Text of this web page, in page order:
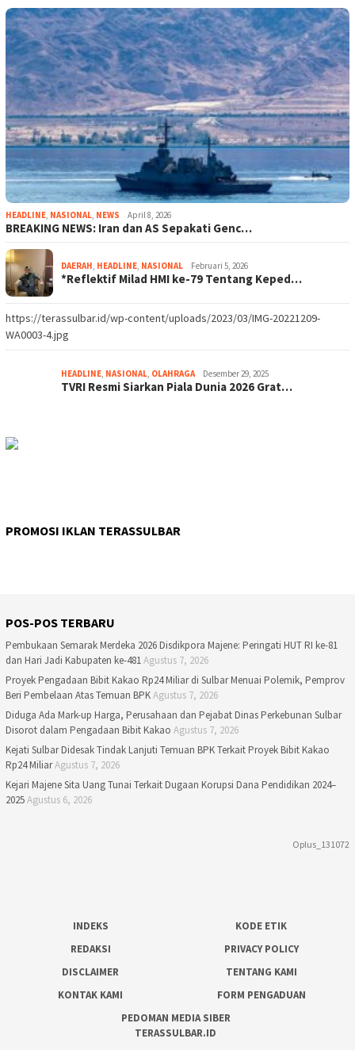
HEADLINE, NASIONAL, NEWS April 8, 2026
BREAKING NEWS: Iran dan AS Sepakati Genc…
DAERAH, HEADLINE, NASIONAL Februari 5, 2026
*Reflektif Milad HMI ke-79 Tentang Keped…
https://terassulbar.id/wp-content/uploads/2023/03/IMG-20221209-
WA0003-4.jpg
HEADLINE, NASIONAL, OLAHRAGA Desember 29, 2025
TVRI Resmi Siarkan Piala Dunia 2026 Grat…
PROMOSI IKLAN TERASSULBAR
POS-POS TERBARU
Pembukaan Semarak Merdeka 2026 Disdikpora Majene: Peringati HUT RI ke-81
dan Hari Jadi Kabupaten ke-481Agustus 7, 2026
Proyek Pengadaan Bibit Kakao Rp24 Miliar di Sulbar Menuai Polemik, Pemprov
Beri Pembelaan Atas Temuan BPKAgustus 7, 2026
Diduga Ada Mark-up Harga, Perusahaan dan Pejabat Dinas Perkebunan Sulbar
Disorot dalam Pengadaan Bibit Kakao Agustus 7, 2026
Kejati Sulbar Didesak Tindak Lanjuti Temuan BPK Terkait Proyek Bibit Kakao
Rp24 MiliarAgustus 7, 2026
Kejari Majene Sita Uang Tunai Terkait Dugaan Korupsi Dana Pendidikan 2024–
2025Agustus 6, 2026
Oplus_131072
INDEKS
KODE ETIK
REDAKSI
PRIVACY POLICY
DISCLAIMER
TENTANG KAMI
KONTAK KAMI
FORM PENGADUAN
PEDOMAN MEDIA SIBER
TERASSULBAR.ID